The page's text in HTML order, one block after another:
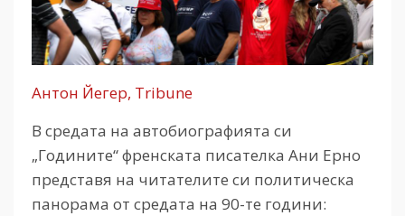
Антон Йегер, Tribune
В средата на автобиографията си
„Годините“ френската писателка Ани Ерно
представя на читателите си политическа
панорама от средата на 90-те години: